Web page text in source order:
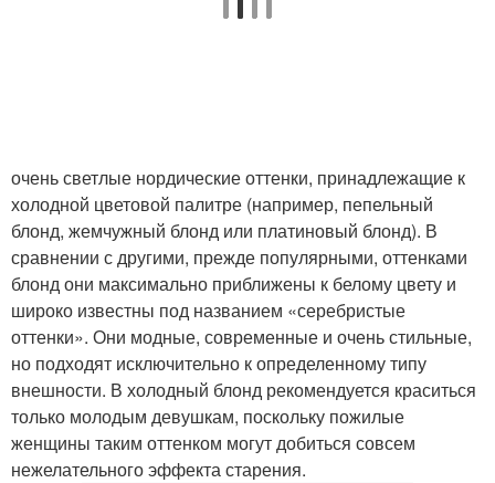
очень светлые нордические оттенки, принадлежащие к
холодной цветовой палитре (например, пепельный
блонд, жемчужный блонд или платиновый блонд). В
сравнении с другими, прежде популярными, оттенками
блонд они максимально приближены к белому цвету и
широко известны под названием «серебристые
оттенки». Они модные, современные и очень стильные,
но подходят исключительно к определенному типу
внешности. В холодный блонд рекомендуется краситься
только молодым девушкам, поскольку пожилые
женщины таким оттенком могут добиться совсем
нежелательного эффекта старения.